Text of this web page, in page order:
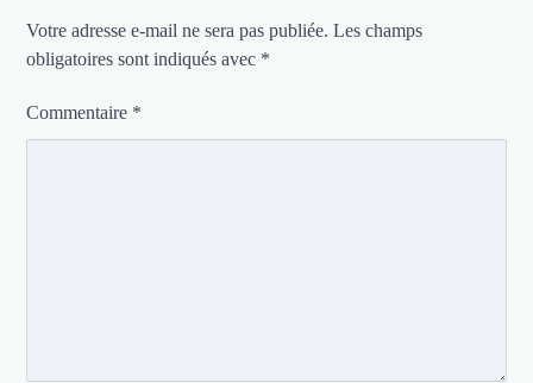
Votre adresse e-mail ne sera pas publiée. Les champs
obligatoires sont indiqués avec *
Commentaire *